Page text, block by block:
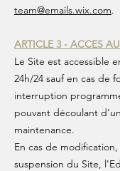
team@emails.wix.com.
ARTICLE 3 - ACCES
Le Site est accessible
24h/24 sauf en cas de
interruption
pouvant découlant
maintenance.
En cas de
suspension du Site,